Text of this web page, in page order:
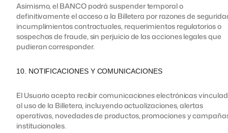
Asimismo, el BANCO podrá suspender temporal o
definitivamente el acceso a la Billetera por razones de
incumplimientos contractuales, requerimientos regulatorios o
sospechas de fraude, sin perjuicio de las acciones legales que
pudieran corresponder.
10. NOTIFICACIONES Y COMUNICACIONES
El Usuario acepta recibir comunicaciones electrónicas
al uso de la Billetera, incluyendo actualizaciones, alertas
operativas, novedades de productos, promociones y
institucionales.